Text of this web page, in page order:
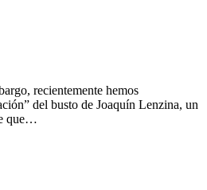
recientemente hemos
del busto de Joaquín Lenzina, un
que…